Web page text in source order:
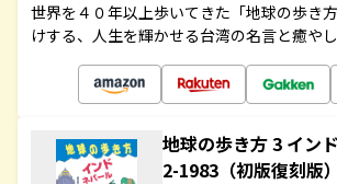
世界を４０年以上歩いてきた「地球の歩き
けする、人生を輝かせる台湾の名言と癒や
地球の歩き方 3 イン
2-1983（初版復刻版）